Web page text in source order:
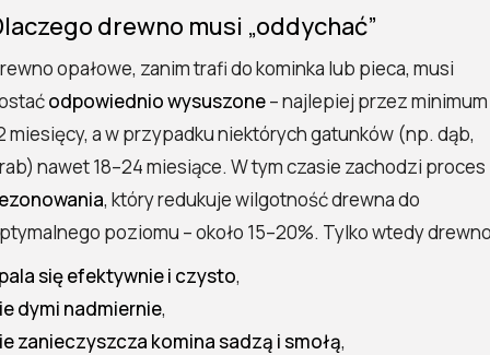
drewno musi „oddychać”
opałowe, zanim trafi do kominka lub pieca, musi
odpowiednio wysuszone– najlepiej przez minimum
miesięcy, a w przypadku niektórych gatunków (np. dąb,
nawet 18–24 miesiące. W tym czasie zachodzi proces
, który redukuje wilgotność drewna do
poziomu – około 15–20%. Tylko wtedy
się efektywnie i czysto,
dymi nadmiernie,
zanieczyszcza komina sadzą i smołą,